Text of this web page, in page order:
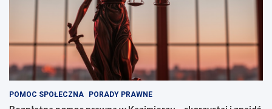
POMOC SPOŁECZNA PORADY PRAWNE